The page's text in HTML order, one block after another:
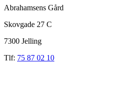
Abrahamsens Gård
Skovgade 27 C
7300 Jelling
Tlf: 75 87 02 10